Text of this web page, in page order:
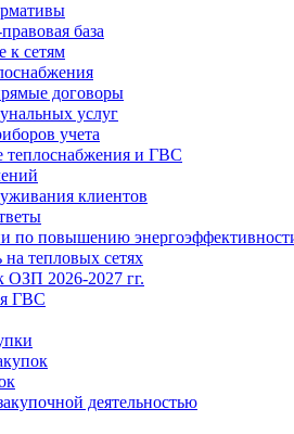
база
к сетям
договоры
услуг
учета
теплоснабжения и ГВС
клиентов
по повышению
на тепловых сетях
ОЗП 2026-2027 гг.
ГВС
деятельностью